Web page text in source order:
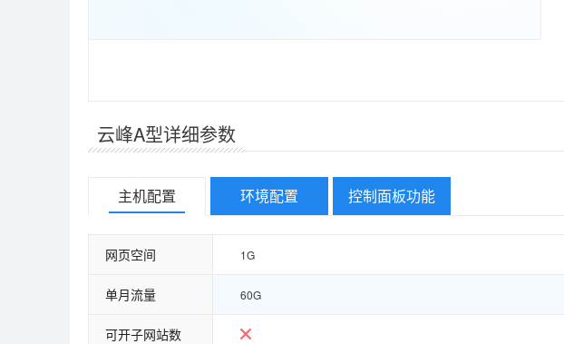
云峰A型详细参数
主机配置 环境配置 控制面板功能
网页空间 1G
单月流量 60G
可开子网站数